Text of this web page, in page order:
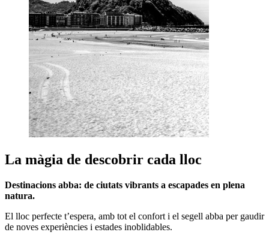
La màgia de descobrir cada lloc
Destinacions abba: de ciutats vibrants a escapades en plena
natura.
El lloc perfecte t’espera, amb tot el confort i el segell abba per gaudir
de noves experiències i estades inoblidables.